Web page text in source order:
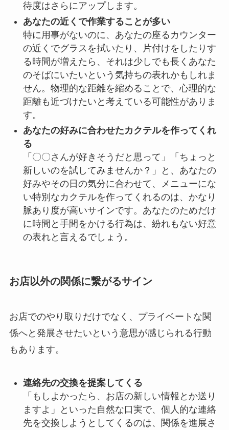
待度はさらにアップします。
あなたの近くで作業することが多い
特に用事がないのに、あなたの座るカウンター
の近くでグラスを拭いたり、片付けをしたりす
る時間が増えたら、それは少しでも長くあなた
のそばにいたいという気持ちの表れかもしれま
せん。物理的な距離を縮めることで、心理的な
距離も近づけたいと考えている可能性がありま
す。
あなたの好みに合わせたカクテルを作ってくれ
る
「〇〇さんが好きそうだと思って」「ちょっと
新しいのを試してみませんか？」と、あなたの
好みやその日の気分に合わせて、メニューにな
い特別なカクテルを作ってくれるのは、かなり
脈あり度が高いサインです。あなたのためだけ
に時間と手間をかける行為は、紛れもない好意
の表れと言えるでしょう。
お店以外の関係に繋がるサイン
お店でのやり取りだけでなく、プライベートな関
係へと発展させたいという意思が感じられる行動
もあります。
連絡先の交換を提案してくる
「もしよかったら、お店の新しい情報とか送り
ますよ」といった自然な口実で、個人的な連絡
先を交換しようとしてくるのは、関係を進展さ